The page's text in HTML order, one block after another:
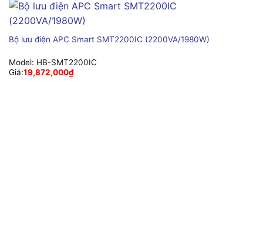
Bộ lưu điện APC Smart SMT2200IC (2200VA/1980W)
Model: HB-SMT2200IC
Giá:19,872,000₫